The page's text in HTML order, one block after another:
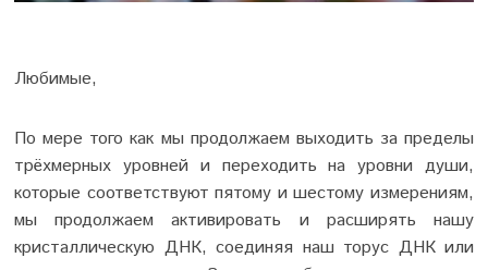
Любимые,
По мере того как мы продолжаем выходить за пределы
трёхмерных уровней и переходить на уровни души,
которые соответствуют пятому и шестому измерениям,
мы продолжаем активировать и расширять нашу
кристаллическую ДНК, соединяя наш торус ДНК или